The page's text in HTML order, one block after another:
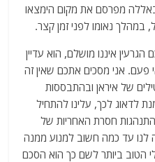
מפרסם את מקום הימצאו
במהלך נאומו לפני זמן קצר.
איננו מושלם, הוא עדיין
פעם. אני מסכים אתכם שאין זה
של איראן ובהתבססות
לדאוג לכך, עלינו להתחיל
חסרת האחריות של
לנו עד כמה חשוב למנוע ממנה
הטוב ביותר לשם כך הוא הסכם